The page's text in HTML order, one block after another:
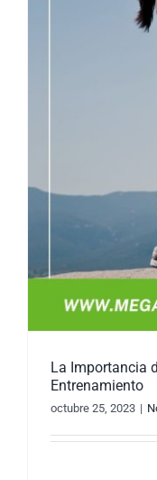
La Importancia
Entrenamiento
octubre 25, 2023 |